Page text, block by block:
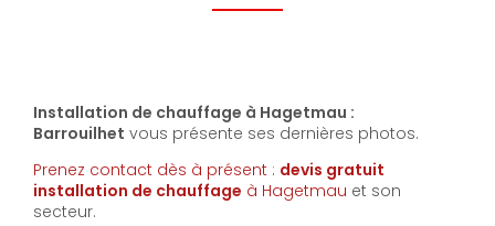
Installation de chauffage à Hagetmau :
Barrouilhet vous présente ses dernières photos.
Prenez contact dès à présent : devis gratuit
installation de chauffage à Hagetmau et son
secteur.